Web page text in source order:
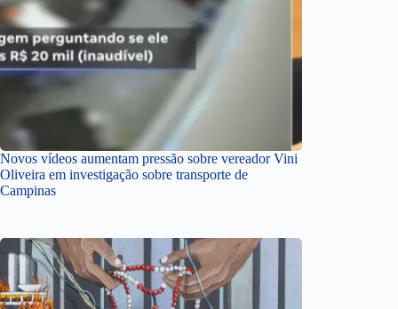
Novos vídeos aumentam pressão sobre vereador Vini
Oliveira em investigação sobre transporte de
Campinas